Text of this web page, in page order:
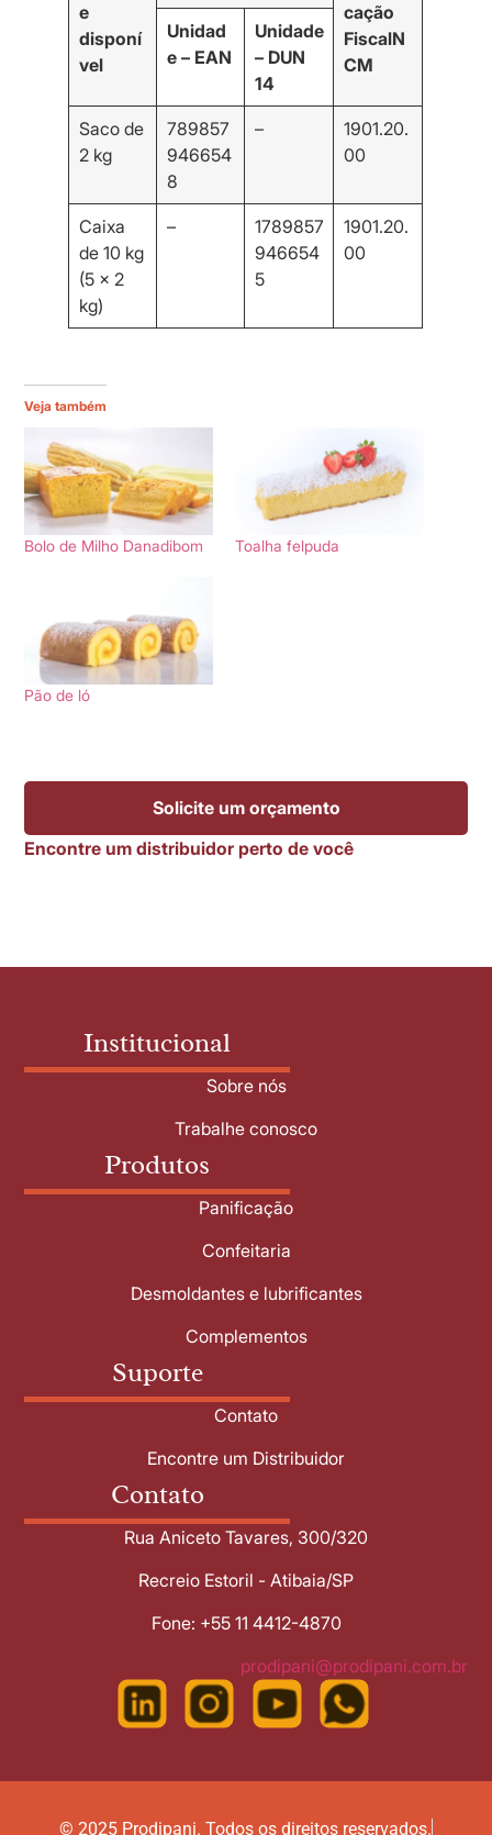
e
disponí
vel
cação
FiscalN
CM
Unidad
e – EAN
Unidade
– DUN
14
Saco de
2 kg
789857
946654
8
–
1901.20.
00
Caixa
de 10 kg
(5 x 2
kg)
–
1789857
946654
5
1901.20.
00
Veja também
Bolo de Milho Danadibom Toalha felpuda
Pão de ló
Solicite um orçamento
Encontre um distribuidor perto de você
Institucional
Sobre nós
Trabalhe conosco
Produtos
Panificação
Confeitaria
Desmoldantes e lubrificantes
Complementos
Suporte
Contato
Encontre um Distribuidor
Contato
Rua Aniceto Tavares, 300/320
Recreio Estoril - Atibaia/SP
Fone: +55 11 4412-4870
prodipani@prodipani.com.br
© 2025 Prodipani. Todos os direitos reservados.